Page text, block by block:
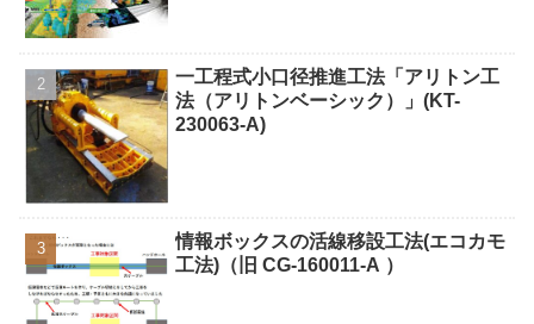
一工程式小口径推進工法「アリトン工
法（アリトンベーシック）」(KT-
230063-A)
情報ボックスの活線移設工法(エコカモ
工法)（旧 CG-160011-A ）